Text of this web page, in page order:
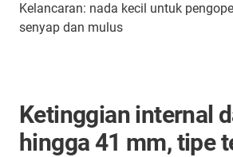
Kelancaran: nada kecil untuk
senyap dan mulus
Ketinggian internal
hingga 41 mm, tipe